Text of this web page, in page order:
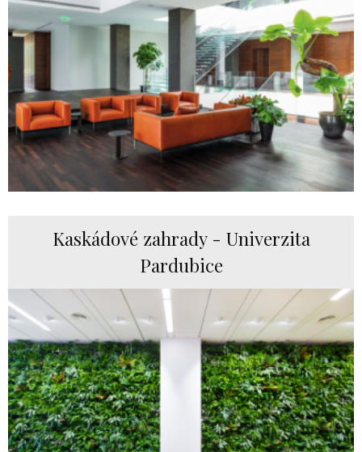
Kaskádové zahrady - Univerzita
Pardubice